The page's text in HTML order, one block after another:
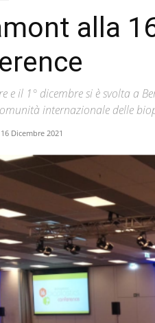
alla
e il 1° dicembre si è svolta a
internazionale delle
16 Dicembre 2021